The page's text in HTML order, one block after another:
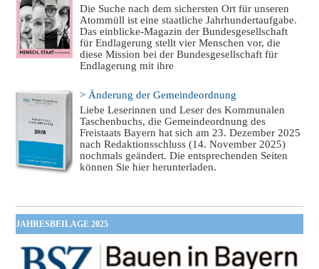
Die Suche nach dem sichersten Ort für unseren
Atommüll ist eine staatliche Jahrhundertaufgabe.
Das einblicke-Magazin der Bundesgesellschaft
für Endlagerung stellt vier Menschen vor, die
diese Mission bei der Bundesgesellschaft für
Endlagerung mit ihre
> Änderung der Gemeindeordnung
Liebe Leserinnen und Leser des Kommunalen
Taschenbuchs, die Gemeindeordnung des
Freistaats Bayern hat sich am 23. Dezember 2025
nach Redaktionsschluss (14. November 2025)
nochmals geändert. Die entsprechenden Seiten
können Sie hier herunterladen.
JAHRESBEILAGE 2025